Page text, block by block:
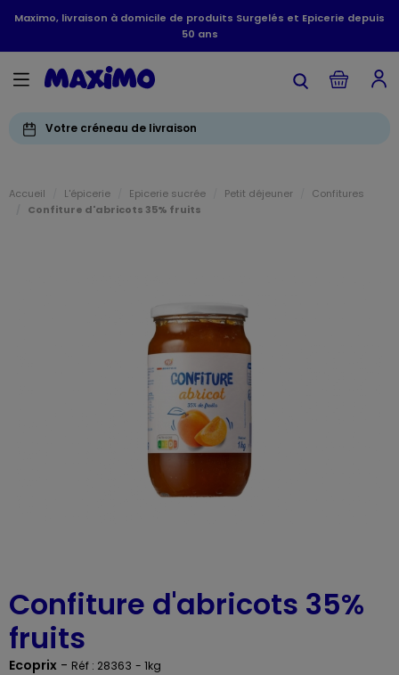
Maximo, livraison à domicile de produits Surgelés et Epicerie depuis
50 ans
Votre créneau de livraison
Accueil L'épicerie Epicerie sucrée Petit déjeuner
Confitures
Confiture d'abricots 35% fruits
Confiture d'abricots 35%
fruits
Ecoprix - Réf : 28363 - 1kg